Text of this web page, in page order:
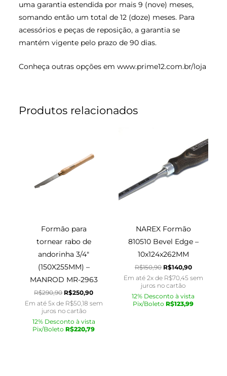
uma garantia estendida por mais 9 (nove) meses,
somando então um total de 12 (doze) meses. Para
acessórios e peças de reposição, a garantia se
mantém vigente pelo prazo de 90 dias.
Conheça outras opções em www.prime12.com.br/loja
Produtos relacionados
Formão para
tornear rabo de
andorinha 3/4″
(150X255MM) –
MANROD MR-2963
R$290,90
R$290,90.
R$250,90
é:
R$250,90.
Em até 5x de R$50,18 sem
juros no cartão
12% Desconto à vista
Pix/Boleto R$220,79
NAREX Formão
810510 Bevel Edge –
10x124x262MM
R$150,90
R$150,90.
R$140,90
preço
atual
é:
R$140,90.
Em até 2x de R$70,45 sem
juros no cartão
12% Desconto à vista
Pix/Boleto R$123,99